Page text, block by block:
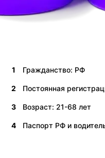
1 Гражданство: РФ
2 Постоянная
3 Возраст: 21-68 лет
4 Паспорт РФ и